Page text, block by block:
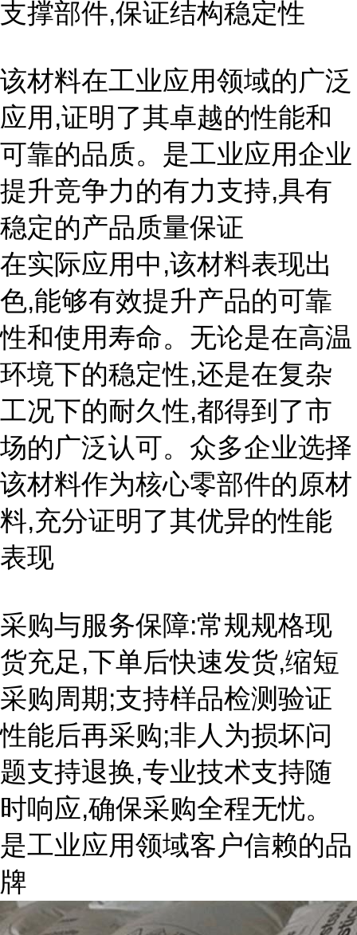
支撑部件,保证结构稳定性
该材料在工业应用领域的广泛
应用,证明了其卓越的性能和
可靠的品质。是工业应用企业
提升竞争力的有力支持,具有
稳定的产品质量保证
在实际应用中,该材料表现出
色,能够有效提升产品的可靠
性和使用寿命。无论是在高温
环境下的稳定性,还是在复杂
工况下的耐久性,都得到了市
场的广泛认可。众多企业选择
该材料作为核心零部件的原材
料,充分证明了其优异的性能
表现
采购与服务保障:常规规格现
货充足,下单后快速发货,缩短
采购周期;支持样品检测验证
性能后再采购;非人为损坏问
题支持退换,专业技术支持随
时响应,确保采购全程无忧。
是工业应用领域客户信赖的品
牌